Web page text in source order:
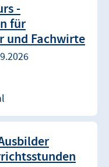
-
für
und Fachwirte